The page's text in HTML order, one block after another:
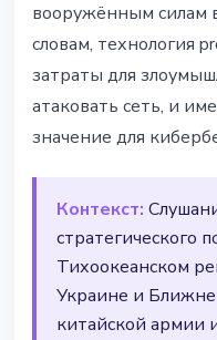
22 апреля 2026 г.2
Наталия Дорофеева
вооружённым силам
словам, технология
затраты для
атаковать сеть, и
значение для
Контекст:
Тихоокеанском
Украине и
китайской армии